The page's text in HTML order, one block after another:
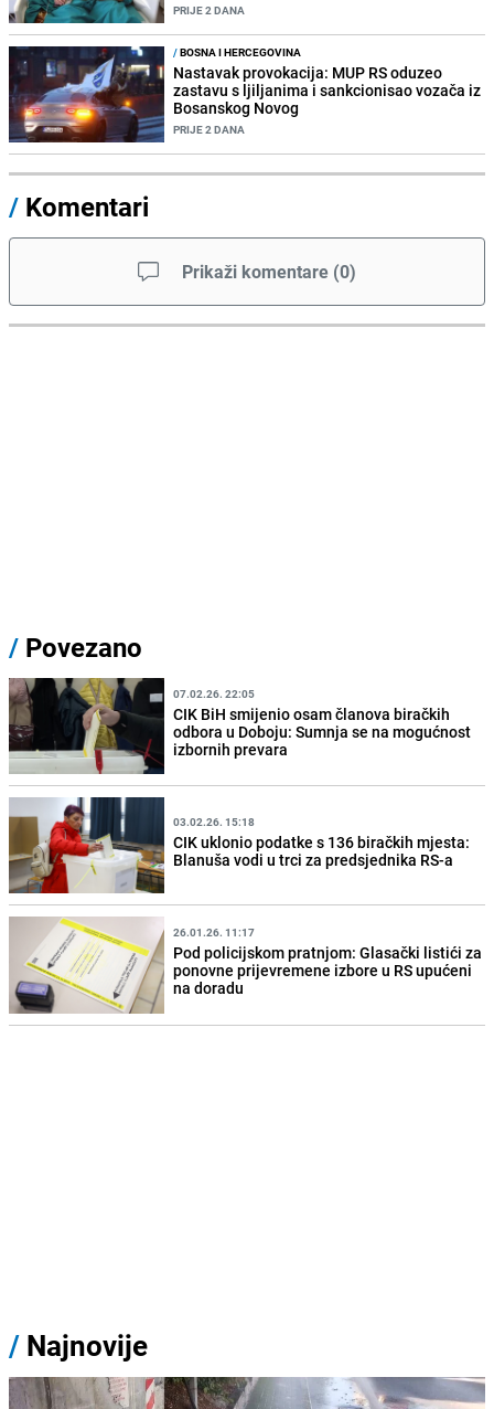
PRIJE 2 DANA
/BOSNA I HERCEGOVINA
Nastavak provokacija: MUP RS oduzeo
zastavu s ljiljanima i sankcionisao vozača iz
Bosanskog Novog
PRIJE 2 DANA
/ Komentari
Prikaži komentare (0)
/ Povezano
07.02.26. 22:05
CIK BiH smijenio osam članova biračkih
odbora u Doboju: Sumnja se na mogućnost
izbornih prevara
03.02.26. 15:18
CIK uklonio podatke s 136 biračkih mjesta:
Blanuša vodi u trci za predsjednika RS-a
26.01.26. 11:17
Pod policijskom pratnjom: Glasački listići za
ponovne prijevremene izbore u RS upućeni
na doradu
/ Najnovije